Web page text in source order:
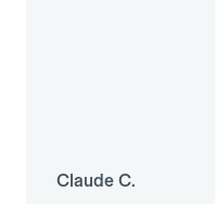
Claude C.